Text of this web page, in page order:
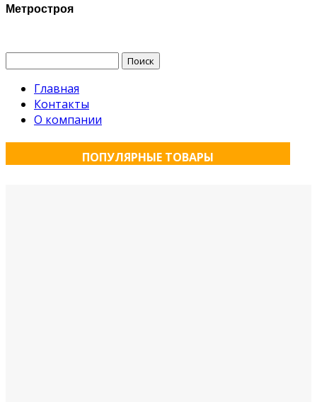
Метростроя
Главная
Контакты
О компании
ПОПУЛЯРНЫЕ ТОВАРЫ